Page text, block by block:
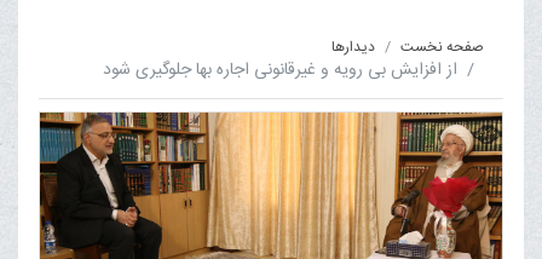
صفحه نخست ديدارها
از افزایش بی رویه و غیرقانونی اجاره بها جلوگیری شود